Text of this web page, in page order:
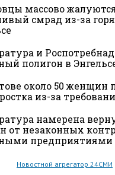
массово
смрад из-за
и
полигон в
около 50 женщин
из-за
намерена
от незаконных
предприятиями
Новостной агрегатор 24СМИ